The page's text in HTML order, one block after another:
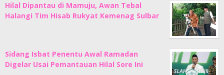
Hilal Dipantau di Mamuju, Awan Tebal
Halangi Tim Hisab Rukyat Kemenag Sulbar
Sidang Isbat Penentu Awal Ramadan
Digelar Usai Pemantauan Hilal Sore Ini